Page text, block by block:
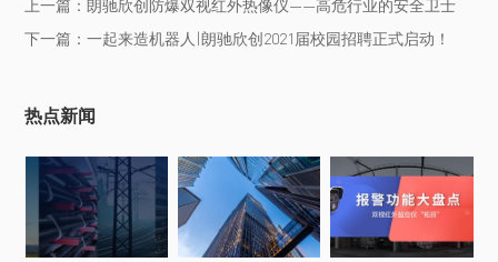
上一篇：朗驰欣创防爆双视红外热像仪——高危行业的安全卫士
下一篇：一起来造机器人|朗驰欣创2021届校园招聘正式启动！
热点新闻